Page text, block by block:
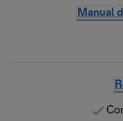
Manual